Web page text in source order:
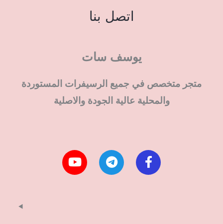
اتصل بنا
يوسف سات
متجر متخصص في جميع الرسيفرات المستوردة
والمحلية عالية الجودة والاصلية